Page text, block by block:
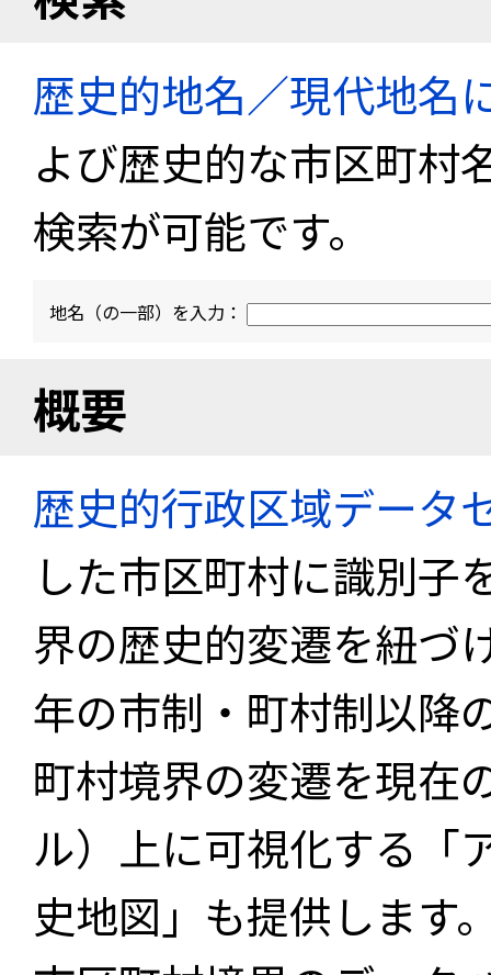
歴史的地名／現代地名
よび歴史的な市区町村
検索が可能です。
地名（の一部）を入力：
概要
歴史的行政区域データ
した市区町村に識別子
界の歴史的変遷を紐づ
年の市制・町村制以降
町村境界の変遷を現在
ル）上に可視化する「
史地図」も提供します